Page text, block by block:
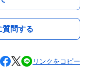
質問する
リンクをコピー